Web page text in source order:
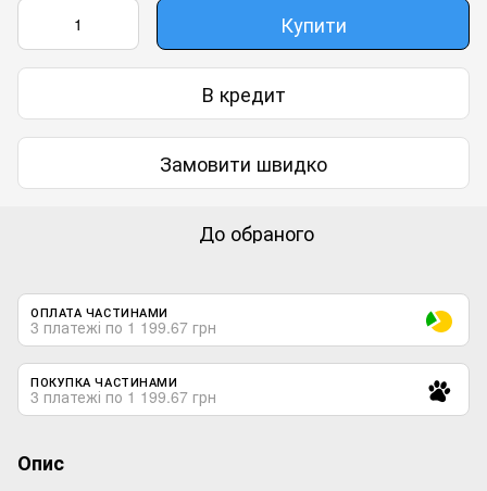
Купити
В кредит
Замовити швидко
До обраного
ОПЛАТА ЧАСТИНАМИ
3 платежі по 1 199.67 грн
ПОКУПКА ЧАСТИНАМИ
3 платежі по 1 199.67 грн
Опис